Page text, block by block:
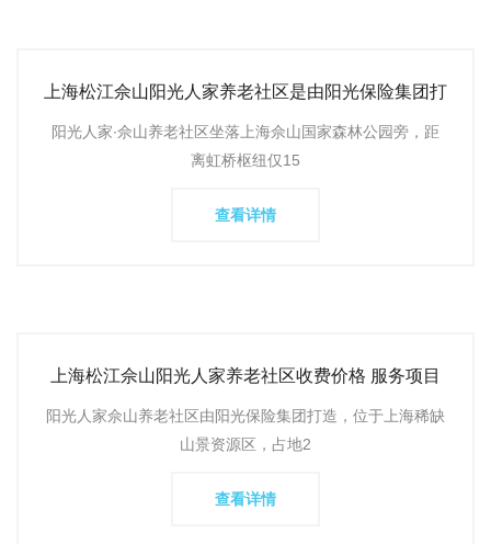
上海松江佘山阳光人家养老社区是由阳光保险集团打
阳光人家∙佘山养老社区坐落上海佘山国家森林公园旁，距
离虹桥枢纽仅15
查看详情
上海松江佘山阳光人家养老社区收费价格 服务项目
阳光人家佘山养老社区由阳光保险集团打造，位于上海稀缺
山景资源区，占地2
查看详情